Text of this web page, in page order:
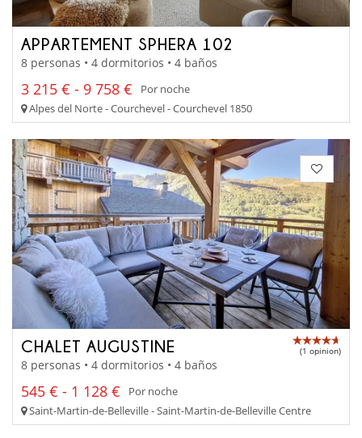
APPARTEMENT SPHERA 102
8 personas • 4 dormitorios • 4 baños
3 215 € - 9 758 €
Por noche
Alpes del Norte - Courchevel - Courchevel 1850
CHALET AUGUSTINE (1 opinion)
8 personas • 4 dormitorios • 4 baños
545 € - 1 128 €
Por noche
Saint-Martin-de-Belleville - Saint-Martin-de-Belleville Centre